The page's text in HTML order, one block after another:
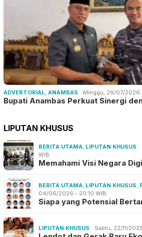
ADVERTORIAL ANAMBAS Minggu, 26/07/2026
Bupati Anambas Perkuat Sinergi
LIPUTAN KHUSUS
BERITA UTAMA LIPUTAN KHUSUS
WIB
Memahami Visi Negara
BERITA UTAMA LIPUTAN KHUSUS
04/06/2026 - 20:10 WIB
Siapa yang Potensial
LIPUTAN KHUSUS Sabtu, 22/11/